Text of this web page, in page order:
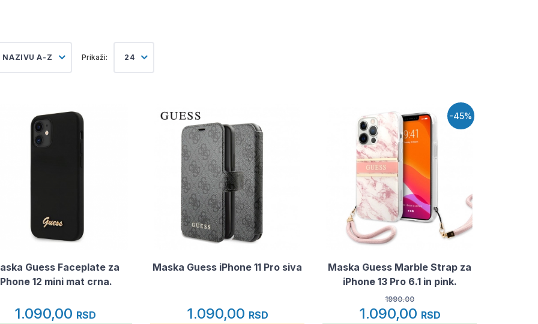
NAZIVU A-Z Prikaži: 24
Guess Faceplate za
12 mini mat crna.
1.090,00 RSD
Maska Guess iPhone 11 Pro siva
1.090,00 RSD
-45%
Maska Guess Marble Strap za
iPhone 13 Pro 6.1 in pink.
1990.00
1.090,00 RSD